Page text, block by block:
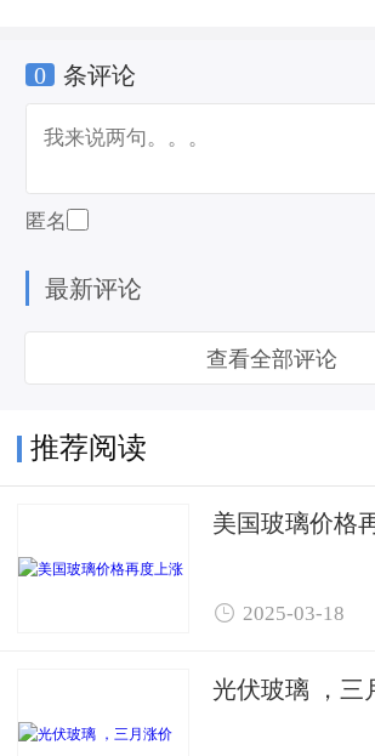
0 条评论
匿名
最新评论
查看全部评论
推荐阅读
美国玻璃价格
 2025-03-18
光伏玻璃 ，三